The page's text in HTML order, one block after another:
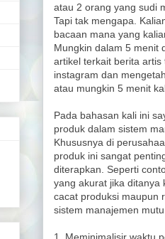
atau 2 orang yang sudi
Tapi tak mengapa.
bacaan mana yang
Mungkin dalam 5 menit
artikel terkait berita
instagram dan
atau mungkin 5 menit
Pada bahasan kali ini
produk dalam sistem
Khususnya di
produk ini sangat
diterapkan. Seperti
yang akurat jika ditanya
cacat produksi maupun
sistem manajemen
1. Meminimalisir waktu